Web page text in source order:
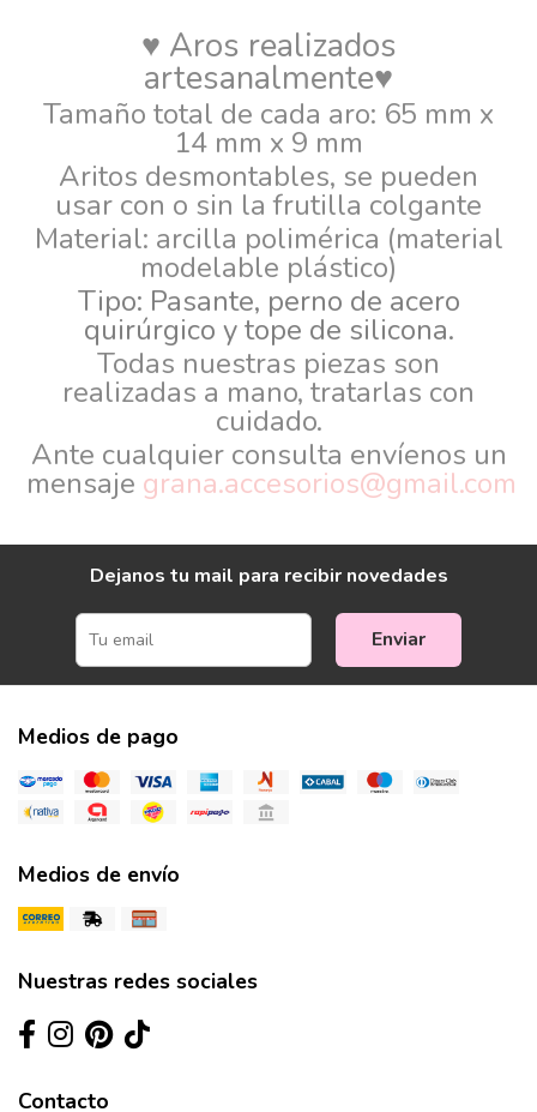
♥ Aros realizados
artesanalmente♥
Tamaño total de cada aro: 65 mm x
14 mm x 9 mm
Aritos desmontables, se pueden
usar con o sin la frutilla colgante
Material: arcilla polimérica (material
modelable plástico)
Tipo: Pasante, perno de acero
quirúrgico y tope de silicona.
Todas nuestras piezas son
realizadas a mano, tratarlas con
cuidado.
Ante cualquier consulta envíenos un
mensaje grana.accesorios@gmail.com
Dejanos tu mail para recibir novedades
Enviar
Medios de pago
Medios de envío
Nuestras redes sociales
Contacto